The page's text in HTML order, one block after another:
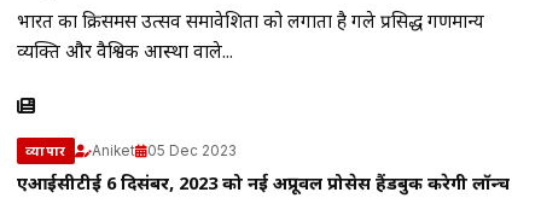
भारत का क्रिसमस उत्सव समावेशिता को लगाता है गले प्रसिद्ध गणमान्य
व्यक्ति और वैश्विक आस्था वाले...
व्यापार Aniket 05 Dec 2023
एआईसीटीई 6 दिसंबर, 2023 को नई अप्रूवल प्रोसेस हैंडबुक करेगी लॉन्च